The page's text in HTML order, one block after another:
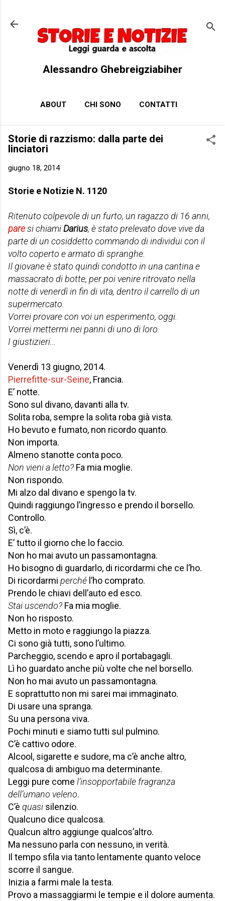
Alessandro Ghebreigziabiher
ABOUT CHI SONO CONTATTI
Storie di razzismo: dalla parte dei
linciatori
giugno 18, 2014
Storie e Notizie N. 1120
Ritenuto colpevole di un furto, un ragazzo di 16 anni,
paresi chiamiDarius, è stato prelevato dove vive da
parte di un cosiddetto commando di individui con il
volto coperto e armato di spranghe.
Il giovane è stato quindi condotto in una cantina e
massacrato di botte, per poi venire ritrovato nella
notte di venerdì in fin di vita, dentro il carrello di un
supermercato.
Vorrei provare con voi un esperimento, oggi.
Vorrei mettermi nei panni di uno di loro.
I giustizieri…
Venerdì 13 giugno, 2014.
Pierrefitte-sur-Seine, Francia.
E’ notte.
Sono sul divano, davanti alla tv.
Solita roba, sempre la solita roba già vista.
Ho bevuto e fumato, non ricordo quanto.
Non importa.
Almeno stanotte conta poco.
Non vieni a letto? Fa mia moglie.
Non rispondo.
Mi alzo dal divano e spengo la tv.
Quindi raggiungo l’ingresso e prendo il borsello.
Controllo.
Sì, c’è.
E’ tutto il giorno che lo faccio.
Non ho mai avuto un passamontagna.
Ho bisogno di guardarlo, di ricordarmi che ce l’ho.
Di ricordarmi perché l’ho comprato.
Prendo le chiavi dell’auto ed esco.
Stai uscendo? Fa mia moglie.
Non ho risposto.
Metto in moto e raggiungo la piazza.
Ci sono già tutti, sono l’ultimo.
Parcheggio, scendo e apro il portabagagli.
Lì ho guardato anche più volte che nel borsello.
Non ho mai avuto un passamontagna.
E soprattutto non mi sarei mai immaginato.
Di usare una spranga.
Su una persona viva.
Pochi minuti e siamo tutti sul pulmino.
C’è cattivo odore.
Alcool, sigarette e sudore, ma c’è anche altro,
qualcosa di ambiguo ma determinante.
Leggi pure come l’insopportabile fragranza
dell’umano veleno.
C’è quasi silenzio.
Qualcuno dice qualcosa.
Qualcun altro aggiunge qualcos’altro.
Ma nessuno parla con nessuno, in verità.
Il tempo sfila via tanto lentamente quanto veloce
scorre il sangue.
Inizia a farmi male la testa.
Provo a massaggiarmi le tempie e il dolore aumenta.